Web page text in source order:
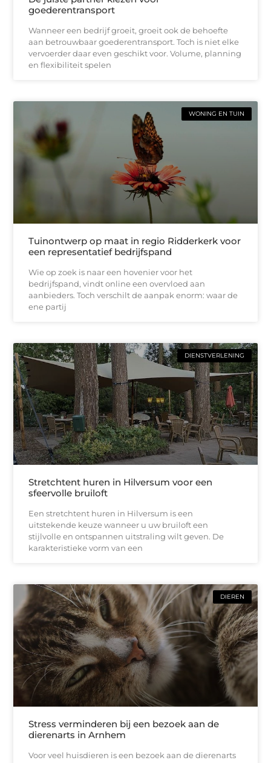
goederentransport
Wanneer een bedrijf groeit, groeit ook de behoefte
aan betrouwbaar goederentransport. Toch is niet elke
vervoerder daar even geschikt voor. Volume, planning
en flexibiliteit spelen
WONING EN TUIN
Tuinontwerp op maat in regio Ridderkerk voor
een representatief bedrijfspand
Wie op zoek is naar een hovenier voor het
bedrijfspand, vindt online een overvloed aan
aanbieders. Toch verschilt de aanpak enorm: waar de
ene partij
DIENSTVERLENING
Stretchtent huren in Hilversum voor een
sfeervolle bruiloft
Een stretchtent huren in Hilversum is een
uitstekende keuze wanneer u uw bruiloft een
stijlvolle en ontspannen uitstraling wilt geven. De
karakteristieke vorm van een
DIEREN
Stress verminderen bij een bezoek aan de
dierenarts in Arnhem
Voor veel huisdieren is een bezoek aan de dierenarts